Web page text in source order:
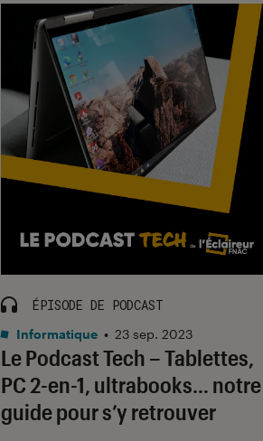
Le Podcast Tech – Tablettes,
PC 2-en-1, ultrabooks… notre
guide pour s’y retrouver
ÉPISODE DE PODCAST
Informatique • 23 sep. 2023